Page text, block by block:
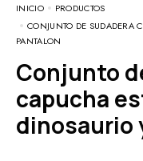
INICIO
PRODUCTOS
CONJUNTO DE SUDADERA
PANTALON
Conjunto de sudadera con
capucha
dinosaurio